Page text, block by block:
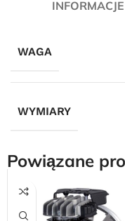
WAGA
WYMIARY
Powiązane